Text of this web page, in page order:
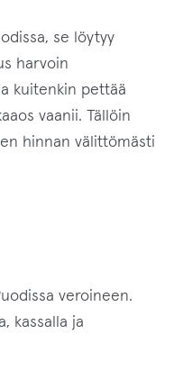
se löytyy
harvoin
kuitenkin pettää
vaanii. Tällöin
hinnan välittömästi
veroineen.
kassalla ja